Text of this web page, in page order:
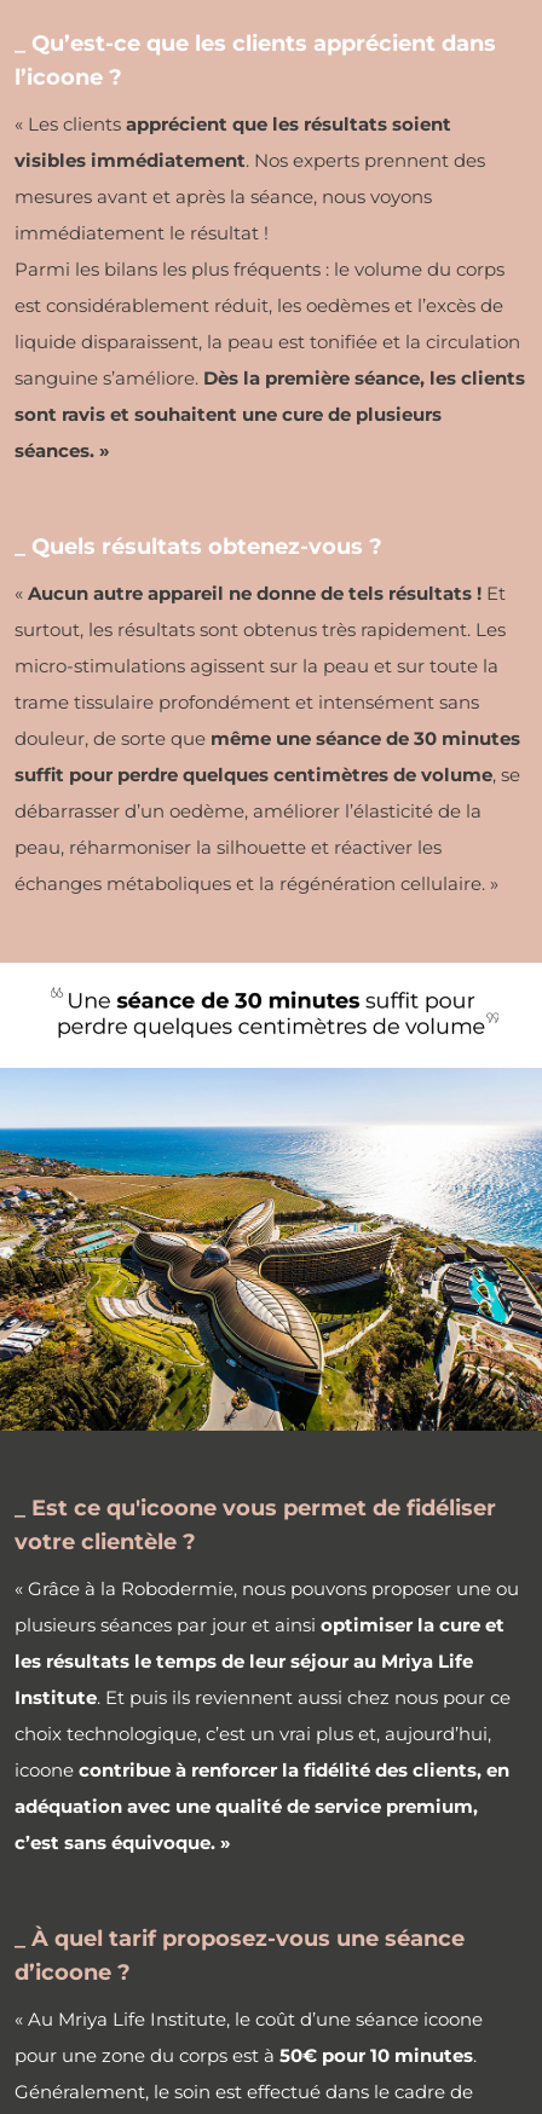
_ Qu’est-ce que les clients apprécient dans
l’icoone ?
« Les clients apprécient que les résultats soient
visibles immédiatement. Nos experts prennent des
mesures avant et après la séance, nous voyons
immédiatement le résultat !
Parmi les bilans les plus fréquents : le volume du corps
est considérablement réduit, les oedèmes et l’excès de
liquide disparaissent, la peau est tonifiée et la circulation
sanguine s’améliore. Dès la première séance, les clients
sont ravis et souhaitent une cure de plusieurs
séances. »
_ Quels résultats obtenez-vous ?
«Aucun autre appareil ne donne de tels résultats ! Et
surtout, les résultats sont obtenus très rapidement. Les
micro-stimulations agissent sur la peau et sur toute la
trame tissulaire profondément et intensément sans
douleur, de sorte que même une séance de 30 minutes
suffit pour perdre quelques centimètres de volume, se
débarrasser d’un oedème, améliorer l’élasticité de la
peau, réharmoniser la silhouette et réactiver les
échanges métaboliques et la régénération cellulaire. »
_ Est ce qu'icoone vous permet de fidéliser
votre clientèle ?
« Grâce à la Robodermie, nous pouvons proposer une ou
plusieurs séances par jour et ainsioptimiser la cure et
les résultats le temps de leur séjour au Mriya Life
Institute. Et puis ils reviennent aussi chez nous pour ce
choix technologique, c’est un vrai plus et, aujourd’hui,
icoonecontribue à renforcer la fidélité des clients, en
adéquation avec une qualité de service premium,
c’est sans équivoque. »
_ À quel tarif proposez-vous une séance
d’icoone ?
« Au Mriya Life Institute, le coût d’une séance icoone
pour une zone du corps est à50€ pour 10 minutes.
Généralement, le soin est effectué dans le cadre de